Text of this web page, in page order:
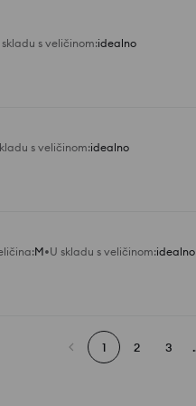
skladu s veličinom:idealno
s veličinom:idealno
:M U skladu s veličinom:idealno
1 2 3